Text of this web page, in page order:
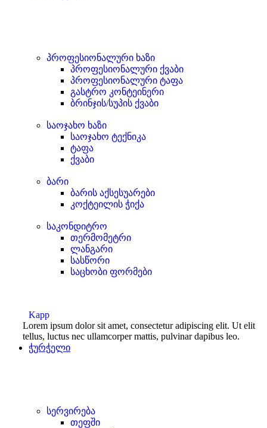
პროფესიონალური ხაზი
პროფესიონალური ქვაბი
პროფესიონალური ტაფა
გასტრო კონტეინერი
ბრინჯის/სუპის ქვაბი
საოჯახო ხაზი
საოჯახო ტექნიკა
ტაფა
ქვაბი
ბარი
ბარის აქსესუარები
კოქტეილის ჭიქა
საკონდიტრო
თერმომეტრი
ლანგარი
სასწორი
საცხობი ფორმები
Kapp
Lorem ipsum dolor sit amet, consectetur adipiscing elit. Ut elit
tellus, luctus nec ullamcorper mattis, pulvinar dapibus leo.
ჭურჭელი
სერვირება
თეფში